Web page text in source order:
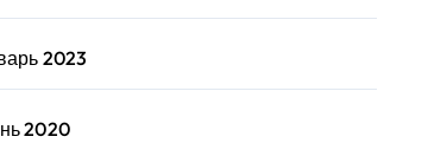
2023
2020